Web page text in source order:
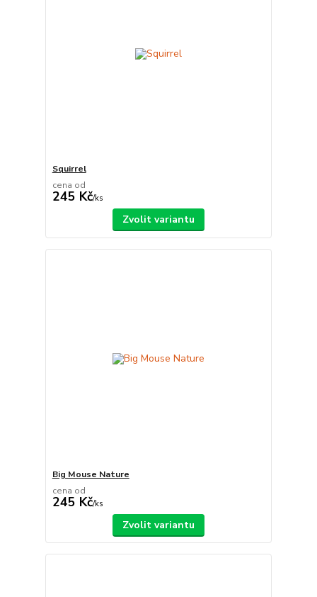
Squirrel
cena od
245 Kč/ks
Zvolit variantu
Big Mouse Nature
cena od
245 Kč/ks
Zvolit variantu